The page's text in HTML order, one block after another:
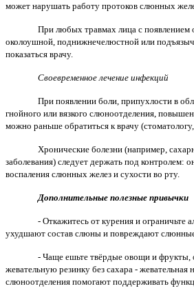
может нарушать работу протоков слюнных
При любых травмах лица с появлением
околоушной, поднижнечелюстной или
показаться врачу.
Своевременное лечение инфекций
При появлении боли, припухлости в
гнойного или вязкого слюноотделения,
можно раньше обратиться к врачу
Хронические болезни (например,
заболевания) следует держать под контролем:
воспаления слюнных желез и сухости во рту.
Дополнительные полезные привычки
- Откажитесь от курения и ограничьте
ухудшают состав слюны и повреждают
- Чаще ешьте твёрдые овощи и фрукты,
жевательную резинку без сахара - жевательная
слюноотделения помогают поддерживать